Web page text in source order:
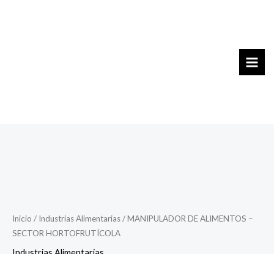
Inicio / Industrias Alimentarias/ MANIPULADOR DE ALIMENTOS –
SECTOR HORTOFRUTÍCOLA